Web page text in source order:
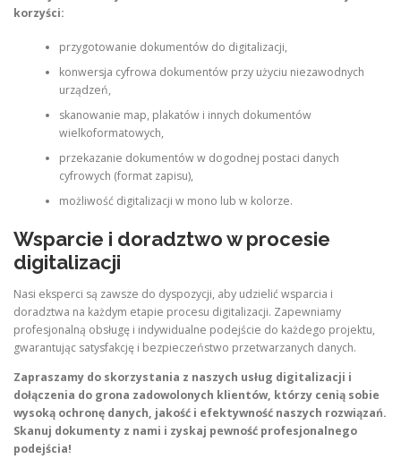
korzyści:
przygotowanie dokumentów do digitalizacji,
konwersja cyfrowa dokumentów przy użyciu niezawodnych
urządzeń,
skanowanie map, plakatów i innych dokumentów
wielkoformatowych,
przekazanie dokumentów w dogodnej postaci danych
cyfrowych (format zapisu),
możliwość digitalizacji w mono lub w kolorze.
Wsparcie i doradztwo w procesie
digitalizacji
Nasi eksperci są zawsze do dyspozycji, aby udzielić wsparcia i
doradztwa na każdym etapie procesu digitalizacji. Zapewniamy
profesjonalną obsługę i indywidualne podejście do każdego projektu,
gwarantując satysfakcję i bezpieczeństwo przetwarzanych danych.
Zapraszamy do skorzystania z naszych usług digitalizacji i
dołączenia do grona zadowolonych klientów, którzy cenią sobie
wysoką ochronę danych, jakość i efektywność naszych rozwiązań.
Skanuj dokumenty z nami i zyskaj pewność profesjonalnego
podejścia!